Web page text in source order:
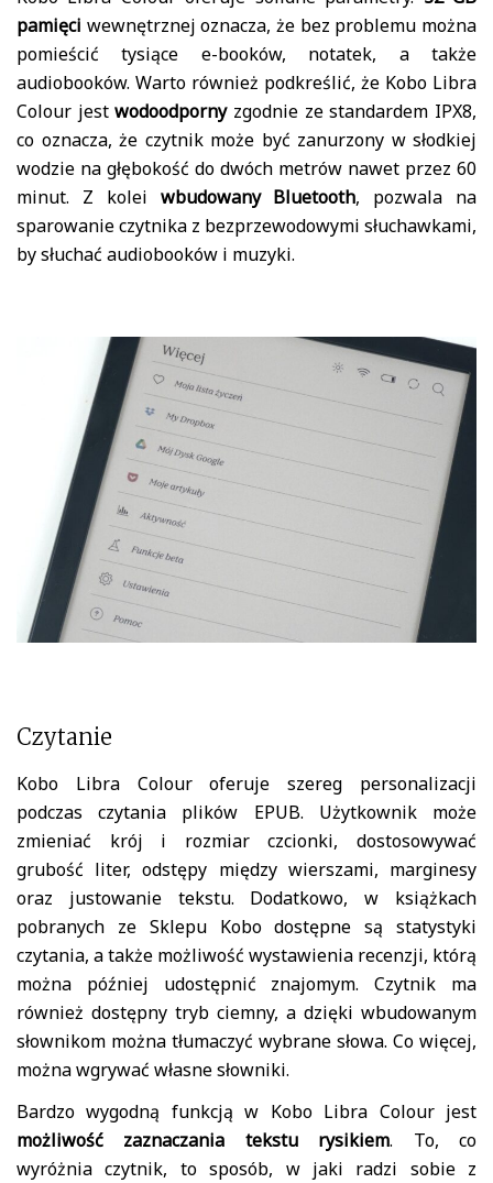
pamięci wewnętrznej oznacza, że bez problemu można
pomieścić tysiące e-booków, notatek, a także
audiobooków. Warto również podkreślić, że Kobo Libra
Colour jestwodoodpornyzgodnie ze standardem IPX8,
co oznacza, że czytnik może być zanurzony w słodkiej
wodzie na głębokość do dwóch metrów nawet przez 60
minut. Z kolei wbudowany Bluetooth, pozwala na
sparowanie czytnika z bezprzewodowymi słuchawkami,
by słuchać audiobooków i muzyki.
Czytanie
Kobo Libra Colour oferuje szereg personalizacji
podczas czytania plików EPUB. Użytkownik może
zmieniać krój i rozmiar czcionki, dostosowywać
grubość liter, odstępy między wierszami, marginesy
oraz justowanie tekstu. Dodatkowo, w książkach
pobranych ze Sklepu Kobo dostępne są statystyki
czytania, a także możliwość wystawienia recenzji, którą
można później udostępnić znajomym. Czytnik ma
również dostępny tryb ciemny, a dzięki wbudowanym
słownikom można tłumaczyć wybrane słowa. Co więcej,
można wgrywać własne słowniki.
Bardzo wygodną funkcją w Kobo Libra Colour jest
możliwość zaznaczania tekstu rysikiem. To, co
wyróżnia czytnik, to sposób, w jaki radzi sobie z